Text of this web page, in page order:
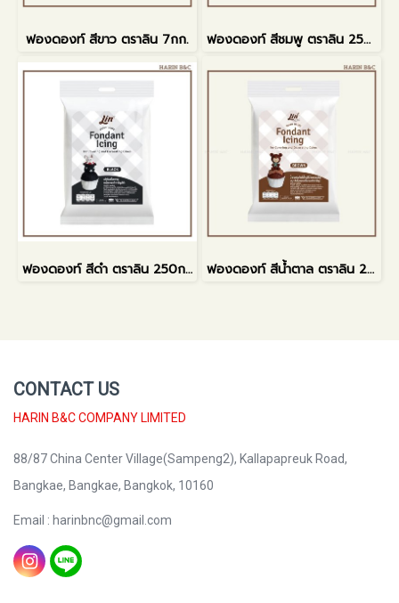
ฟองดองท์ สีขาว ตราลิน 7กก. ฟองดองท์ สีชมพู ตราลิน 250กรัม
ฟองดองท์ สีดำ ตราลิน 250กรัม ฟองดองท์ สีน้ำตาล ตราลิน 250กรัม
CONTACT US
HARIN B&C COMPANY LIMITED
88/87 China Center Village(Sampeng2), Kallapapreuk Road,
Bangkae, Bangkae, Bangkok, 10160
Email : harinbnc@gmail.com